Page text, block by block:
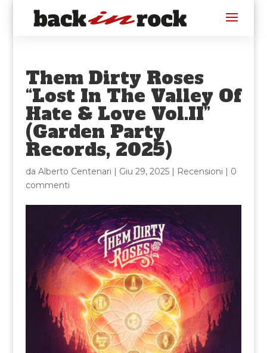
Them Dirty Roses
“Lost In The Valley Of
Hate & Love Vol.II”
(Garden Party
Records, 2025)
da Alberto Centenari | Giu 29, 2025| Recensioni | 0
commenti